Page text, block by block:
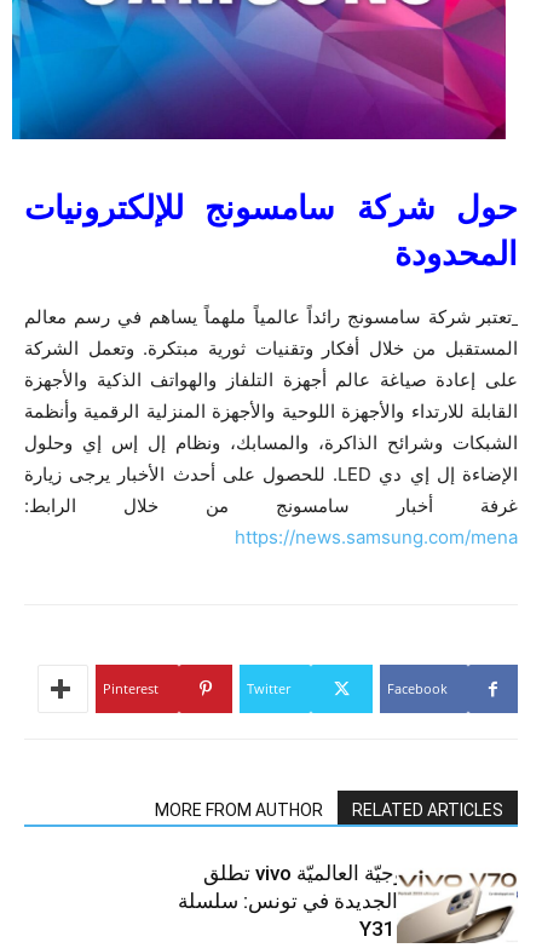
حول شركة سامسونج للإلكترونيات
المحدودة
تعتبر شركة سامسونج رائداً عالمياً ملهماً يساهم في رسم معالم
المستقبل من خلال أفكار وتقنيات ثورية مبتكرة. وتعمل الشركة
على إعادة صياغة عالم أجهزة التلفاز والهواتف الذكية والأجهزة
القابلة للارتداء والأجهزة اللوحية والأجهزة المنزلية الرقمية وأنظمة
الشبكات وشرائح الذاكرة، والمسابك، ونظام إل إس إي وحلول
الإضاءة إل إي دي LED. للحصول على أحدث الأخبار يرجى زيارة
غرفة أخبار سامسونج من خلال الرابط:
https://news.samsung.com/mena
Facebook
Twitter
Pinterest
RELATED ARTICLES
MORE FROM AUTHOR
العلامة التّكنولوجيّة العالميّة vivo تطلق
هواتفها الذكيّة الجديدة في تونس: سلسلة
V70 وسلسلة Y31